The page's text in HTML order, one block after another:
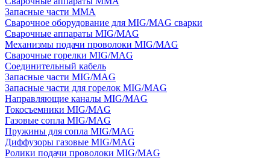
Запасные части MMA
Сварочное оборудование для MIG/MAG сварки
Сварочные аппараты MIG/MAG
Механизмы подачи проволоки MIG/MAG
Сварочные горелки MIG/MAG
Соединительный кабель
Запасные части MIG/MAG
Запасные части для горелок MIG/MAG
Направляющие каналы MIG/MAG
Токосъемники MIG/MAG
Газовые сопла MIG/MAG
Пружины для сопла MIG/MAG
Диффузоры газовые MIG/MAG
Ролики подачи проволоки MIG/MAG